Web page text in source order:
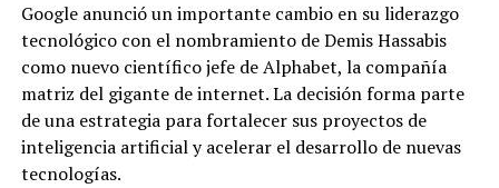
Google anunció un importante cambio en su liderazgo
tecnológico con el nombramiento de Demis Hassabis
como nuevo científico jefe de Alphabet, la compañía
matriz del gigante de internet. La decisión forma parte
de una estrategia para fortalecer sus proyectos de
inteligencia artificial y acelerar el desarrollo de nuevas
tecnologías.